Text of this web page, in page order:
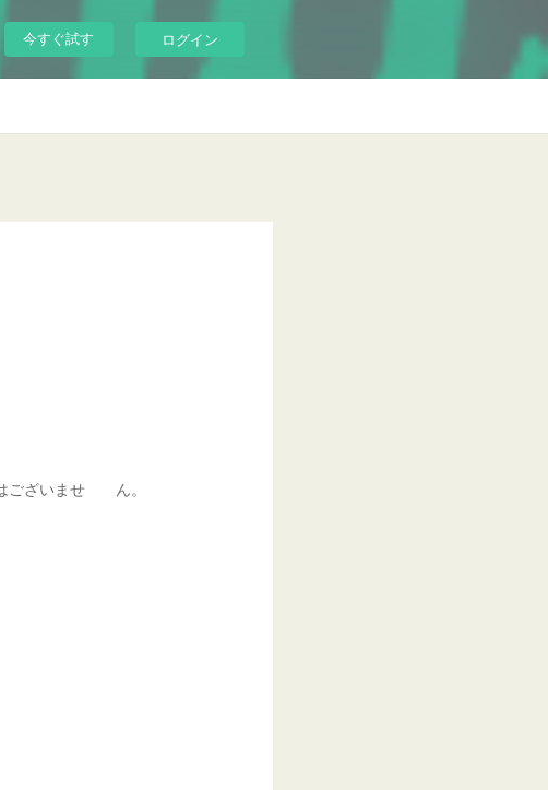
今すぐ試す ログイン
ございませ ん。